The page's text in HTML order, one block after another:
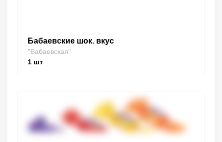
Бабаевские шок. вкус
"Бабаевская"
1 шт